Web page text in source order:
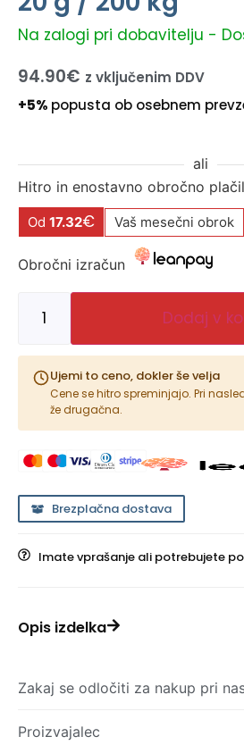
Na zalogi pri dobavitelju -
94.90€ z vključenim DDV
+5% popusta ob osebnem
ali
Hitro in enostavno obročno
Od 17.32€ Vaš mesečni obrok
Obročni izračun
Dodaj v
Ujemi to ceno, dokler še velja
Cene se hitro spreminjajo. Pri
že drugačna.
Brezplačna dostava
Imate vprašanje ali potrebujete
Opis izdelka
Zakaj se odločiti za nakup pri
Proizvajalec